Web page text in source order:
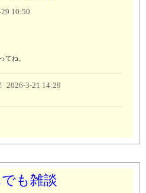
10:50
ね。
2026-3-21 14:29
でも雑談